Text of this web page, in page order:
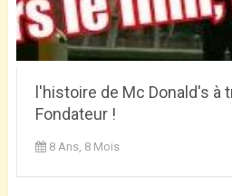
l'histoire de Mc Donald's à
Fondateur !
8 Ans, 8 Mois